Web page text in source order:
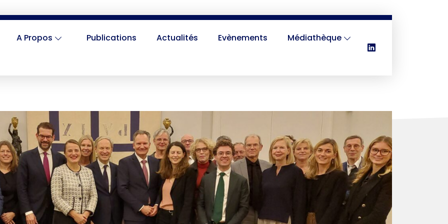
A Propos Publications Actualités Evènements Médiathèque